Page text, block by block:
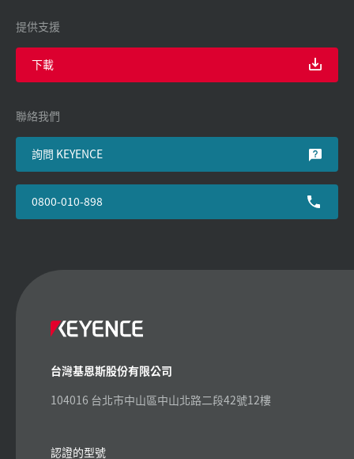
提供支援
下載
聯絡我們
詢問 KEYENCE
0800-010-898
台灣基恩斯股份有限公司
104016 台北市中山區中山北路二段42號12樓
認證的型號